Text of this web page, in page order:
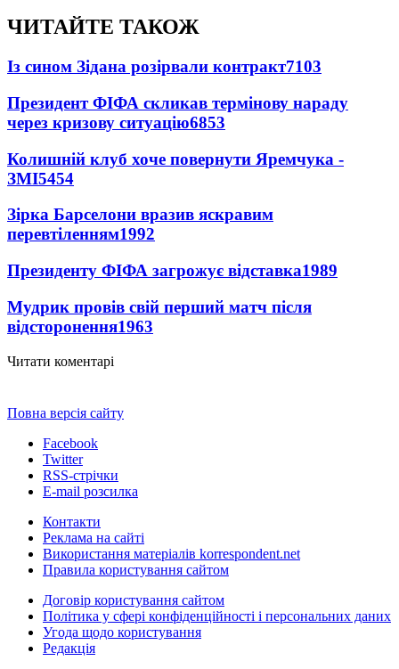
ЧИТАЙТЕ ТАКОЖ
Із сином Зідана розірвали контракт7103
Президент ФІФА скликав термінову нараду
через кризову ситуацію6853
Колишній клуб хоче повернути Яремчука -
ЗМІ5454
Зірка Барселони вразив яскравим
перевтіленням1992
Президенту ФІФА загрожує відставка1989
Мудрик провів свій перший матч після
відсторонення1963
Читати коментарі
Повна версія сайту
Facebook
Twitter
RSS-стрічки
E-mail розсилка
Контакти
Реклама на сайті
Використання матеріалів korrespondent.net
Правила користування сайтом
Договір користування сайтом
Політика у сфері конфіденційності і персональних даних
Угода щодо користування
Редакція